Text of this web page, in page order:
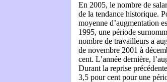
En 2005, le nombre de
de la tendance historique.
moyenne d’augmentation
1995, une période
nombre de travailleurs a
de novembre 2001 à
cent. L’année dernière,
Durant la reprise
3,5 pour cent pour une